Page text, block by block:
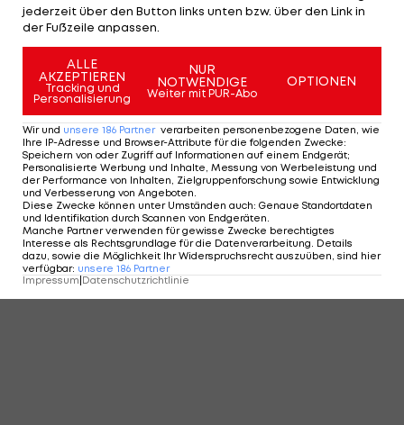
jederzeit über den Button links unten bzw. über den Link in
der Fußzeile anpassen.
ALLE
AKZEPTIEREN
Tracking und
Personalisierung
NUR
NOTWENDIGE
Weiter mit PUR-Abo
OPTIONEN
Wir und unsere 186 Partner verarbeiten personenbezogene Daten, wie
Ihre IP-Adresse und Browser-Attribute für die folgenden Zwecke:
Speichern von oder Zugriff auf Informationen auf einem Endgerät;
Personalisierte Werbung und Inhalte, Messung von Werbeleistung und
der Performance von Inhalten, Zielgruppenforschung sowie Entwicklung
und Verbesserung von Angeboten.
Diese Zwecke können unter Umständen auch: Genaue Standortdaten
und Identifikation durch Scannen von Endgeräten.
Manche Partner verwenden für gewisse Zwecke berechtigtes
Interesse als Rechtsgrundlage für die Datenverarbeitung. Details
dazu, sowie die Möglichkeit Ihr Widerspruchsrecht auszuüben, sind hier
verfügbar: unsere 186 Partner
Impressum Datenschutzrichtlinie